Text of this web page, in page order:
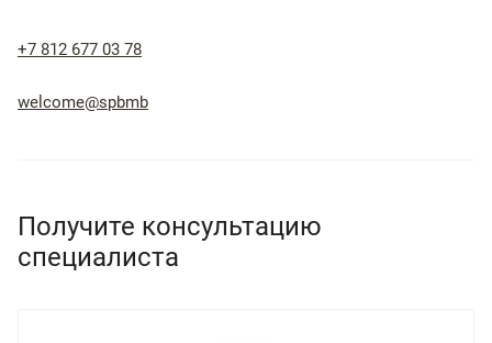
+7 812 677 03 78
welcome@spbmb
Получите консультацию
специалиста